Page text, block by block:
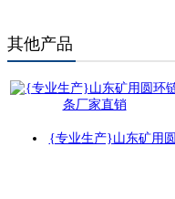
其他产品
{专业生产}山东矿用圆